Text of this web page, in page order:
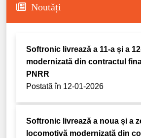
Noutăți
Softronic livrează a 11-a și a
modernizată din contractul
PNRR
Postată în 12-01-2026
Softronic livrează a noua și a
locomotivă modernizată din